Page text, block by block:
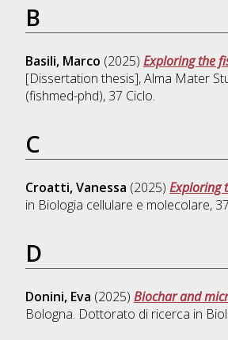
B
Basili, Marco (2025) Exploring the
[Dissertation thesis], Alma Mater
(fishmed-phd), 37 Ciclo.
C
Croatti, Vanessa (2025) Exploring
in Biologia cellulare e molecolare,
D
Donini, Eva (2025) Biochar and
Bologna. Dottorato di ricerca in